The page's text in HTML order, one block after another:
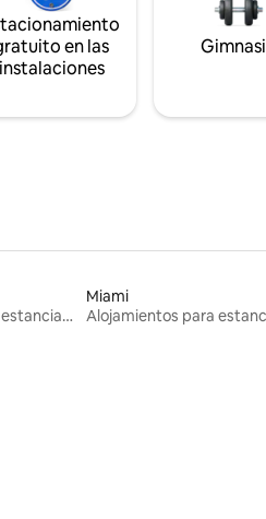
en las
instalaciones
Alojamientos para estancias largas
Miami